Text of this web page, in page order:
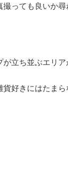
っても良いか
立ち並ぶエリア
貨好きにはたま